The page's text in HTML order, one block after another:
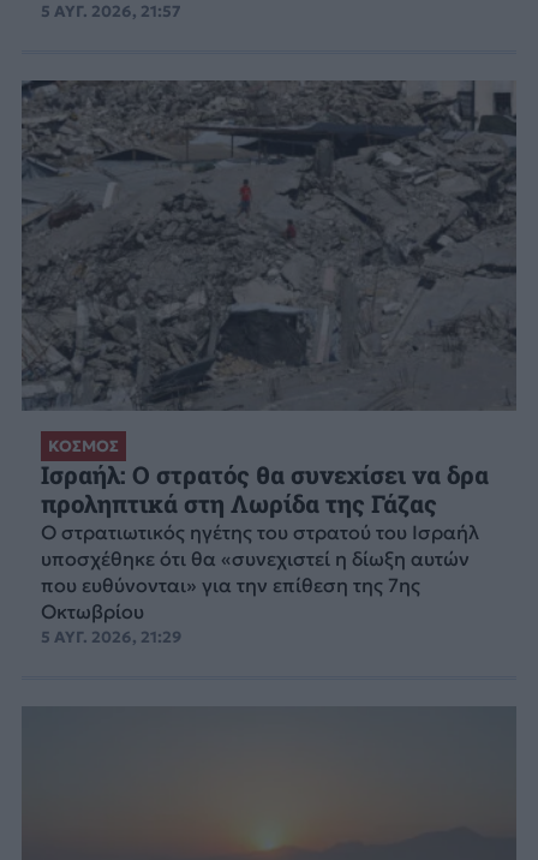
5 ΑΥΓ. 2026, 21:57
ΚΟΣΜΟΣ
Ισραήλ: Ο στρατός θα συνεχίσει να δρα
προληπτικά στη Λωρίδα της Γάζας
Ο στρατιωτικός ηγέτης του στρατού του Ισραήλ
υποσχέθηκε ότι θα «συνεχιστεί η δίωξη αυτών
που ευθύνονται» για την επίθεση της 7ης
Οκτωβρίου
5 ΑΥΓ. 2026, 21:29